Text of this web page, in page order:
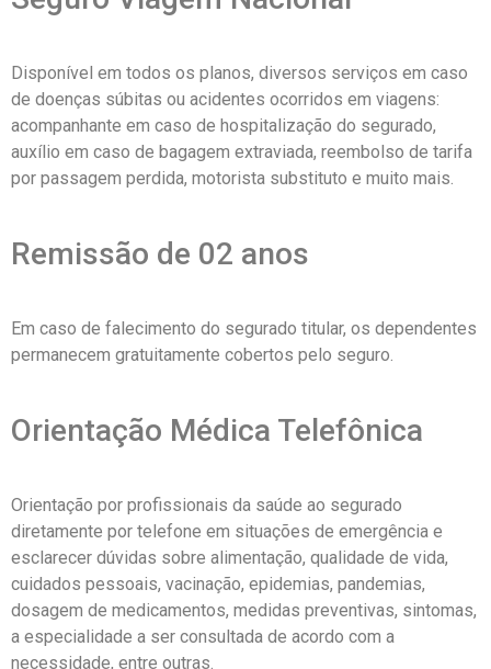
Disponível em todos os planos, diversos serviços em caso
de doenças súbitas ou acidentes ocorridos em viagens:
acompanhante em caso de hospitalização do segurado,
auxílio em caso de bagagem extraviada, reembolso de tarifa
por passagem perdida, motorista substituto e muito mais.
Remissão de 02 anos
Em caso de falecimento do segurado titular, os dependentes
permanecem gratuitamente cobertos pelo seguro.
Orientação Médica Telefônica
Orientação por profissionais da saúde ao segurado
diretamente por telefone em situações de emergência e
esclarecer dúvidas sobre alimentação, qualidade de vida,
cuidados pessoais, vacinação, epidemias, pandemias,
dosagem de medicamentos, medidas preventivas, sintomas,
a especialidade a ser consultada de acordo com a
necessidade, entre outras.